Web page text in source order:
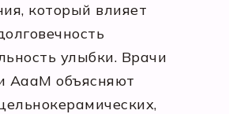
который влияет
улыбки. Врачи
АааМ объясняют